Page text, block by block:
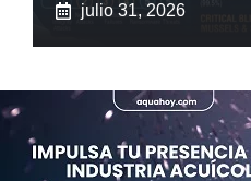
julio 31, 2026